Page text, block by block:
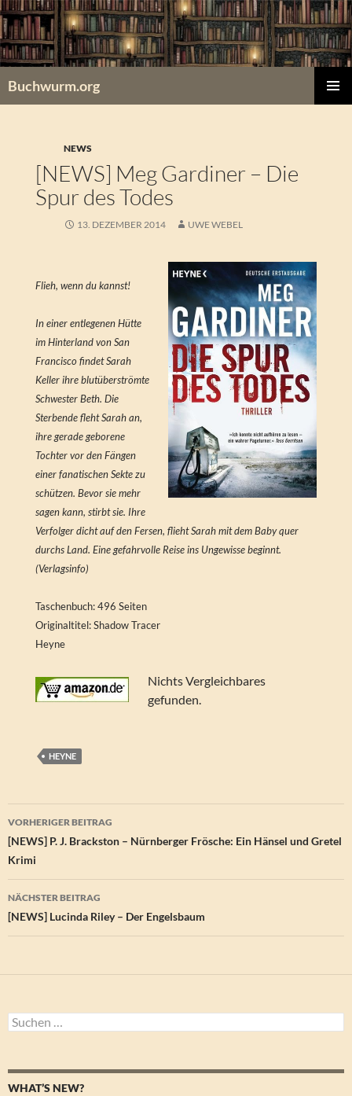
Zum
Inhalt
springen
Buchwurm.org
NEWS
[NEWS] Meg Gardiner – Die
Spur des Todes
13. DEZEMBER 2014 UWE WEBEL
Flieh, wenn du kannst!
In einer entlegenen Hütte
im Hinterland von San
Francisco findet Sarah
Keller ihre blutüberströmte
Schwester Beth. Die
Sterbende fleht Sarah an,
ihre gerade geborene
Tochter vor den Fängen
einer fanatischen Sekte zu
schützen. Bevor sie mehr
sagen kann, stirbt sie. Ihre
Verfolger dicht auf den Fersen, flieht Sarah mit dem Baby quer
durchs Land. Eine gefahrvolle Reise ins Ungewisse beginnt.
(Verlagsinfo)
Taschenbuch: 496 Seiten
Originaltitel: Shadow Tracer
Heyne
Nichts Vergleichbares
gefunden.
HEYNE
Beitragsnavigation
VORHERIGER BEITRAG
[NEWS] P. J. Brackston – Nürnberger Frösche: Ein Hänsel und Gretel
Krimi
NÄCHSTER BEITRAG
[NEWS] Lucinda Riley – Der Engelsbaum
Suchen
nach:
WHAT’S NEW?